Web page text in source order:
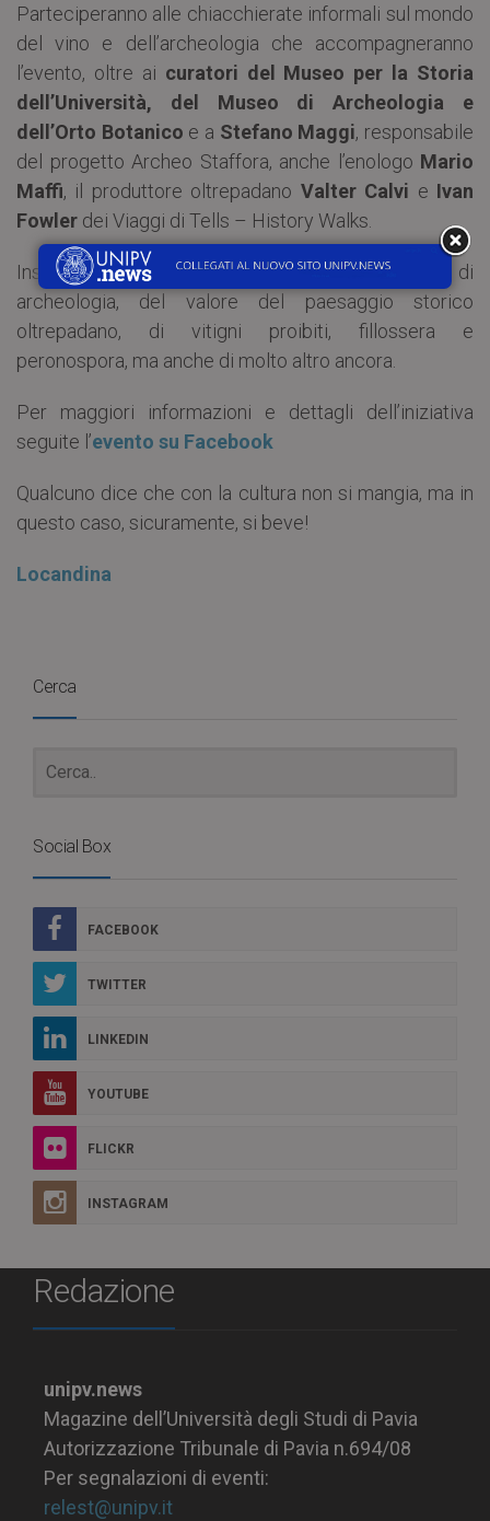
Parteciperanno alle chiacchierate informali sul mondo
del vino e dell’archeologia che accompagneranno
l’evento, oltre ai curatori del Museo per la Storia
dell’Università, del Museo di Archeologia e
dell’Orto Botanico e a Stefano Maggi, responsabile
del progetto Archeo Staffora, anche l’enologo Mario
Maffi, il produttore oltrepadano Valter Calvi e Ivan
Fowler dei Viaggi di Tells – History Walks.
Insieme a loro si parlerà di oggetti curiosi, di
archeologia, del valore del paesaggio storico
oltrepadano, di vitigni proibiti, fillossera e
peronospora, ma anche di molto altro ancora.
Per maggiori informazioni e dettagli dell’iniziativa
seguite l’evento su Facebook
Qualcuno dice che con la cultura non si mangia, ma in
questo caso, sicuramente, si beve!
Locandina
Cerca
Social Box
FACEBOOK
TWITTER
LINKEDIN
YOUTUBE
FLICKR
INSTAGRAM
Redazione
unipv.news
Magazine dell’Università degli Studi di Pavia
Autorizzazione Tribunale di Pavia n.694/08
Per segnalazioni di eventi:
relest@unipv.it